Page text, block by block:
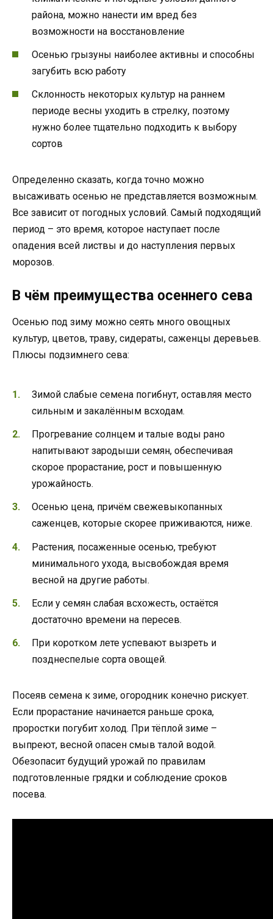
района, можно нанести им вред без
возможности на восстановление
Осенью грызуны наиболее активны и способны
загубить всю работу
Склонность некоторых культур на раннем
периоде весны уходить в стрелку, поэтому
нужно более тщательно подходить к выбору
сортов
Определенно сказать, когда точно можно
высаживать осенью не представляется возможным.
Все зависит от погодных условий. Самый подходящий
период – это время, которое наступает после
опадения всей листвы и до наступления первых
морозов.
В чём преимущества осеннего сева
Осенью под зиму можно сеять много овощных
культур, цветов, траву, сидераты, саженцы деревьев.
Плюсы подзимнего сева:
Зимой слабые семена погибнут, оставляя место
сильным и закалённым всходам.
Прогревание солнцем и талые воды рано
напитывают зародыши семян, обеспечивая
скорое прорастание, рост и повышенную
урожайность.
Осенью цена, причём свежевыкопанных
саженцев, которые скорее приживаются, ниже.
Растения, посаженные осенью, требуют
минимального ухода, высвобождая время
весной на другие работы.
Если у семян слабая всхожесть, остаётся
достаточно времени на пересев.
При коротком лете успевают вызреть и
позднеспелые сорта овощей.
Посеяв семена к зиме, огородник конечно рискует.
Если прорастание начинается раньше срока,
проростки погубит холод. При тёплой зиме –
выпреют, весной опасен смыв талой водой.
Обезопасит будущий урожай по правилам
подготовленные грядки и соблюдение сроков
посева.